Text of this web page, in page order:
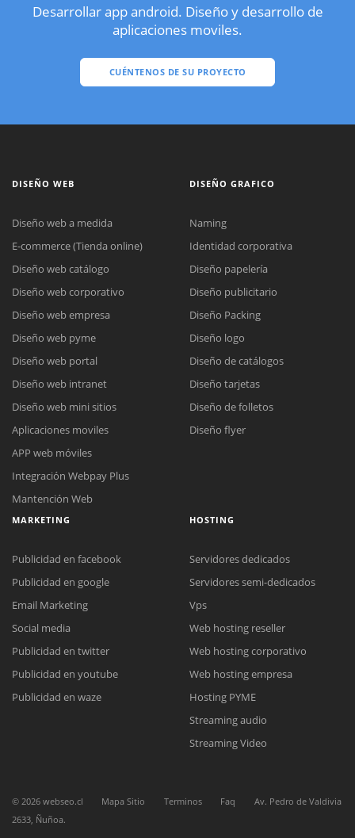
Desarrollar app android. Diseño y desarrollo de
aplicaciones moviles.
CUÉNTENOS DE SU PROYECTO
Reunión online
Nuestros ejecutivos le enviarán un correo electrónico con el enlace a
Meet para la reunión online.
Cotización
Chat Online
Todos nuestros ejecutivos están fuera de línea. Complete el formulario
DISEÑO WEB
Diseño web a medida
E-commerce (Tienda online)
Diseño web catálogo
Diseño web corporativo
Diseño web empresa
Diseño web pyme
Diseño web portal
Diseño web intranet
Diseño web mini sitios
Aplicaciones moviles
APP web móviles
Integración Webpay Plus
Mantención Web
DISEÑO GRAFICO
Naming
Identidad corporativa
Diseño papelería
Diseño publicitario
Diseño Packing
Diseño logo
Diseño de catálogos
Diseño tarjetas
Diseño de folletos
Diseño flyer
MARKETING
Publicidad en facebook
Publicidad en google
Email Marketing
Social media
Publicidad en twitter
Publicidad en youtube
Publicidad en waze
HOSTING
Servidores dedicados
Servidores semi-dedicados
Vps
Web hosting reseller
Web hosting corporativo
Web hosting empresa
Hosting PYME
Streaming audio
Streaming Video
© 2026 webseo.cl Mapa Sitio Terminos Faq
Av. Pedro de Valdivia
2633, Ñuñoa.